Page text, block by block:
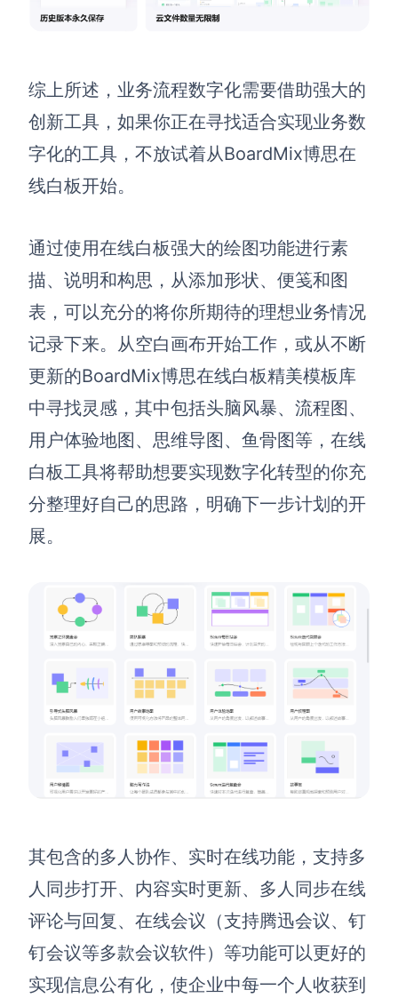
综上所述，业务流程数字化需要借助强大的
创新工具，如果你正在寻找适合实现业务数
字化的工具，不放试着从BoardMix博思在
线白板开始。
通过使用在线白板强大的绘图功能进行素
描、说明和构思，从添加形状、便笺和图
表，可以充分的将你所期待的理想业务情况
记录下来。从空白画布开始工作，或从不断
更新的BoardMix博思在线白板精美模板库
中寻找灵感，其中包括头脑风暴、流程图、
用户体验地图、思维导图、鱼骨图等，在线
白板工具将帮助想要实现数字化转型的你充
分整理好自己的思路，明确下一步计划的开
展。
其包含的多人协作、实时在线功能，支持多
人同步打开、内容实时更新、多人同步在线
评论与回复、在线会议（支持腾迅会议、钉
钉会议等多款会议软件）等功能可以更好的
实现信息公有化，使企业中每一个人收获到